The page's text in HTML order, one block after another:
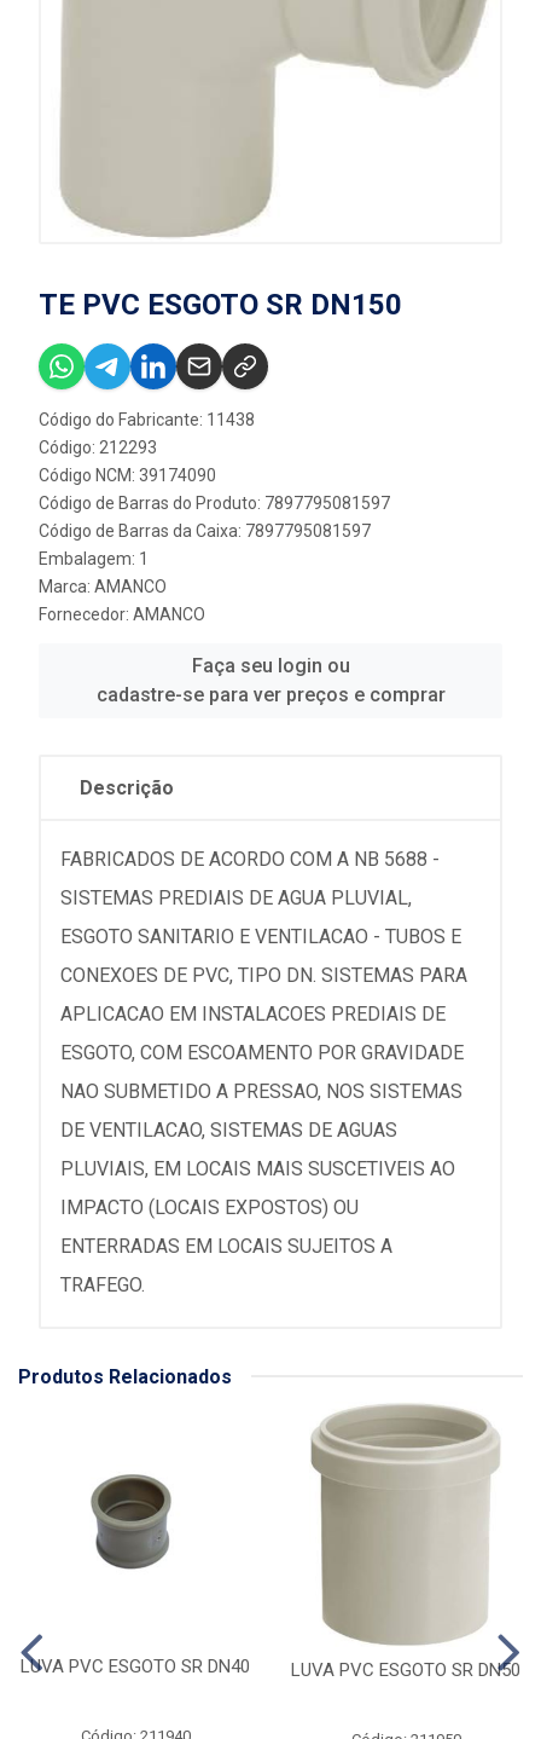
TE PVC ESGOTO SR DN150
Código do Fabricante: 11438
Código: 212293
Código NCM: 39174090
Código de Barras do Produto: 7897795081597
Código de Barras da Caixa: 7897795081597
Embalagem: 1
Marca: AMANCO
Fornecedor: AMANCO
Faça seu login ou
cadastre-se para ver preços e comprar
Descrição
FABRICADOS DE ACORDO COM A NB 5688 -
SISTEMAS PREDIAIS DE AGUA PLUVIAL,
ESGOTO SANITARIO E VENTILACAO - TUBOS E
CONEXOES DE PVC, TIPO DN. SISTEMAS PARA
APLICACAO EM INSTALACOES PREDIAIS DE
ESGOTO, COM ESCOAMENTO POR GRAVIDADE
NAO SUBMETIDO A PRESSAO, NOS SISTEMAS
DE VENTILACAO, SISTEMAS DE AGUAS
PLUVIAIS, EM LOCAIS MAIS SUSCETIVEIS AO
IMPACTO (LOCAIS EXPOSTOS) OU
ENTERRADAS EM LOCAIS SUJEITOS A
TRAFEGO.
Produtos Relacionados
LUVA PVC ESGOTO SR DN40 LUVA PVC ESGOTO SR DN50